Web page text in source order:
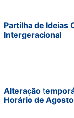
Partilha de Ideias
Intergeracional
Alteração
Horário de Agosto